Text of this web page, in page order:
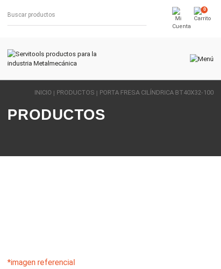
0
INICIO PRODUCTOS PORTA FRESA CILÍNDRICA BT40X32-100
PRODUCTOS
*imagen referencial